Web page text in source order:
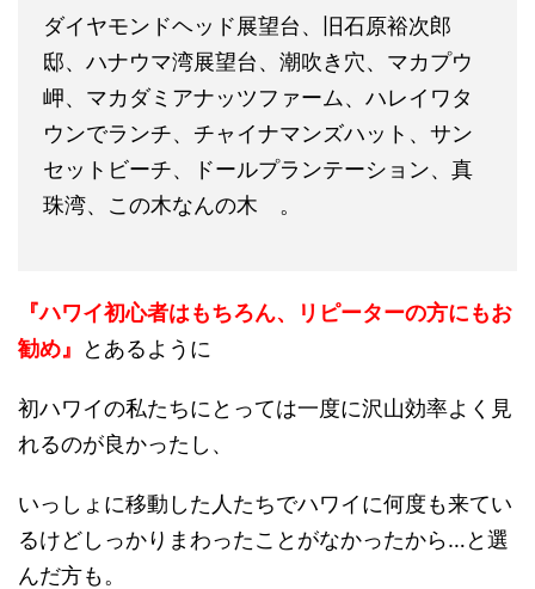
ダイヤモンドヘッド展望台、旧石原裕次郎
邸、ハナウマ湾展望台、潮吹き穴、マカプウ
岬、マカダミアナッツファーム、ハレイワタ
ウンでランチ、チャイナマンズハット、サン
セットビーチ、ドールプランテーション、真
珠湾、この木なんの木 。
『ハワイ初心者はもちろん、リピーターの方にもお
勧め』
とあるように
初ハワイの私たちにとっては一度に沢山効率よく見
れるのが良かったし、
いっしょに移動した人たちでハワイに何度も来てい
るけどしっかりまわったことがなかったから…と選
んだ方も。